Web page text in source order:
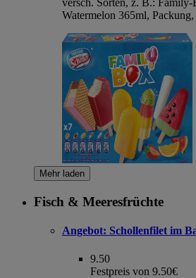
versch. Sorten, z. B.:
Watermelon 365ml,
Mehr laden
Fisch & Meeresfrüchte
Angebot: Schollenfilet im
9.50
Festpreis von 9.50€